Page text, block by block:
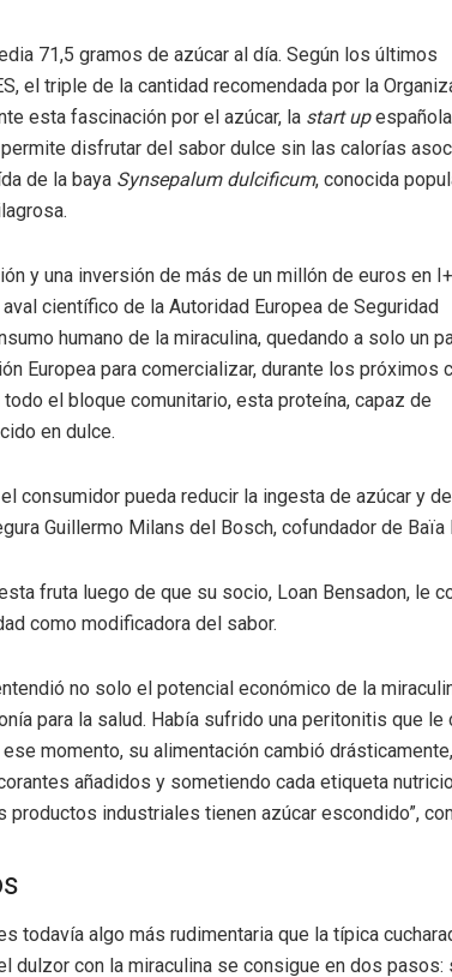
71,5 gramos de azúcar al día. Según los últimos
el triple de la cantidad recomendada por la
esta fascinación por el azúcar, la start up
disfrutar del sabor dulce sin las calorías
de la baya Synsepalum dulcificum, conocida
y una inversión de más de un millón de euros en
científico de la Autoridad Europea de Seguridad
humano de la miraculina, quedando a solo un
Europea para comercializar, durante los próximos
el bloque comunitario, esta proteína, capaz de
en dulce.
consumidor pueda reducir la ingesta de azúcar y de
Guillermo Milans del Bosch, cofundador de Baïa
fruta luego de que su socio, Loan Bensadon, le
como modificadora del sabor.
no solo el potencial económico de la
para la salud. Había sufrido una peritonitis que le
momento, su alimentación cambió drásticamente,
añadidos y sometiendo cada etiqueta
productos industriales tienen azúcar escondido”,
todavía algo más rudimentaria que la típica
dulzor con la miraculina se consigue en dos pasos: